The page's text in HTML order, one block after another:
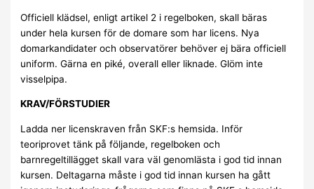
Officiell klädsel, enligt artikel 2 i regelboken, skall bäras
under hela kursen för de domare som har licens. Nya
domarkandidater och observatörer behöver ej bära officiell
uniform. Gärna en piké, overall eller liknade. Glöm inte
visselpipa.
KRAV/FÖRSTUDIER
Ladda ner licenskraven från SKF:s hemsida. Inför
teoriprovet tänk på följande, regelboken och
barnregeltillägget skall vara väl genomlästa i god tid innan
kursen. Deltagarna måste i god tid innan kursen ha gått